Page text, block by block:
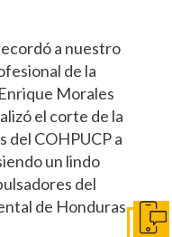
a nuestro
de la
Morales
el corte de la
del COHPUCP a
un lindo
del
de Honduras.